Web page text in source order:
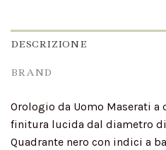
DESCRIZIONE
BRAND
Orologio da Uomo Maserati a
finitura lucida dal diametro
Quadrante nero con indici a